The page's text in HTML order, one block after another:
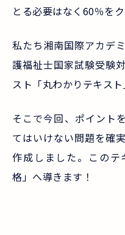
とる必要はなく60％を
私たち湘南国際アカデ
護福祉士国家試験受験
スト「丸わかりテキスト
そこで今回、ポイント
てはいけない問題を確
作成しました。この
格」へ導きます！